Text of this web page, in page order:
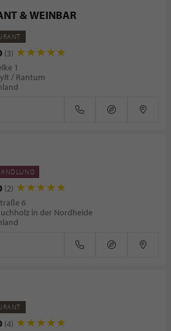
& WEINBAR
(3)
1
/ Rantum
(2)
6
in der Nordheide
(4)